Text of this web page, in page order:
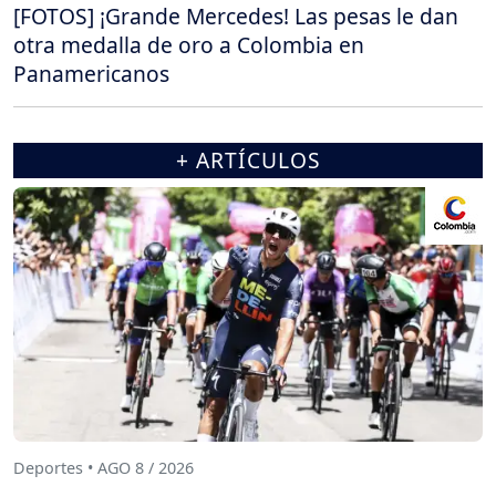
[FOTOS] ¡Grande Mercedes! Las pesas le dan
otra medalla de oro a Colombia en
Panamericanos
+ ARTÍCULOS
Deportes • AGO 8 / 2026